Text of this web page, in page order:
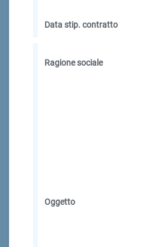
Data stip. contratto
Ragione sociale
Oggetto